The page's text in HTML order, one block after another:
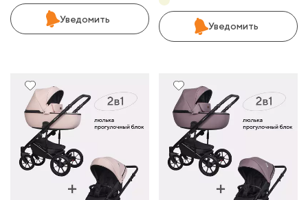
Уведомить
Уведомить